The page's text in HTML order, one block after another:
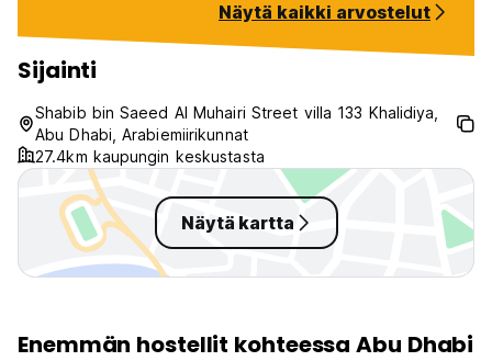
Näytä kaikki arvostelut
Sijainti
Shabib bin Saeed Al Muhairi Street villa 133 Khalidiya,
Abu Dhabi, Arabiemiirikunnat
27.4km kaupungin keskustasta
Näytä kartta
Enemmän hostellit kohteessa Abu Dhabi